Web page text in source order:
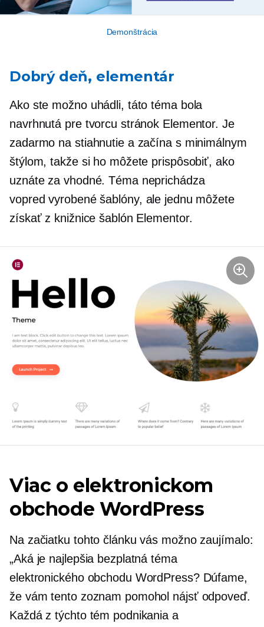
Demonštrácia
Dobrý deň, elementár
Ako ste možno uhádli, táto téma bola
navrhnutá pre tvorcu stránok Elementor. Je
zadarmo na stiahnutie a začína s minimálnym
štýlom, takže si ho môžete prispôsobiť, ako
uznáte za vhodné. Téma neprichádza
vopred vyrobenéšablóny, ale jednu môžete
získať z knižnice šablón Elementor.
Viac o elektronickom
obchode WordPress
Na začiatku tohto článku vás možno zaujímalo:
„Aká je najlepšia bezplatná téma
elektronického obchodu WordPress? Dúfame,
že vám tento zoznam pomohol nájsť odpoveď.
Každá z týchto tém podnikania a